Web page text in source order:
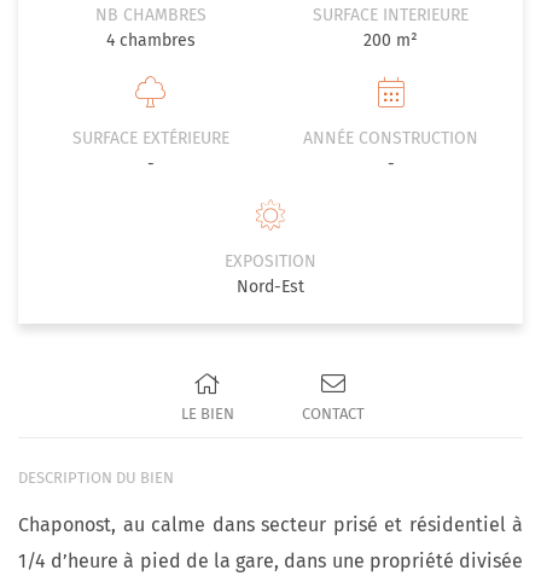
NB CHAMBRES
4 chambres
SURFACE INTERIEURE
200 m²
SURFACE EXTÉRIEURE
-
ANNÉE CONSTRUCTION
-
EXPOSITION
Nord-Est
LE BIEN CONTACT
DESCRIPTION DU BIEN
Chaponost, au calme dans secteur prisé et résidentiel à
1/4 d’heure à pied de la gare, dans une propriété divisée